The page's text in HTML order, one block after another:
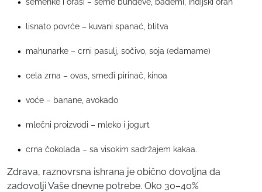
lisnato povrće – kuvani spanać, blitva
mahunarke – crni pasulj, sočivo, soja (edamame)
cela zrna – ovas, smeđi pirinač, kinoa
voće – banane, avokado
mlečni proizvodi – mleko i jogurt
crna čokolada – sa visokim sadržajem kakaa.
Zdrava, raznovrsna ishrana je obično dovoljna da
zadovolji Vaše dnevne potrebe. Oko 30–40%